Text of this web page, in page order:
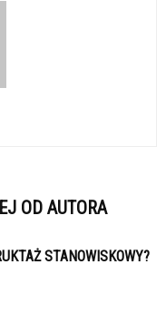
OD AUTORA
STANOWISKOWY?